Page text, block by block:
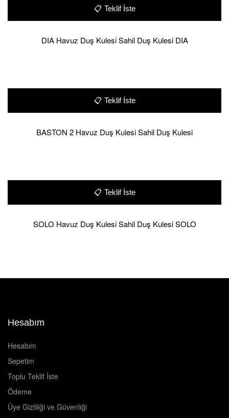
📋 Teklif İste
DIA Havuz Duş Kulesi Sahil Duş Kulesi DIA
📋 Teklif İste
BASTON 2 Havuz Duş Kulesi Sahil Duş Kulesi
📋 Teklif İste
SOLO Havuz Duş Kulesi Sahil Duş Kulesi SOLO
Hesabım
Hesabım
Sepetim
Toplu Teklif İste
Ödeme
Üye Gizliliği ve Güvenliği